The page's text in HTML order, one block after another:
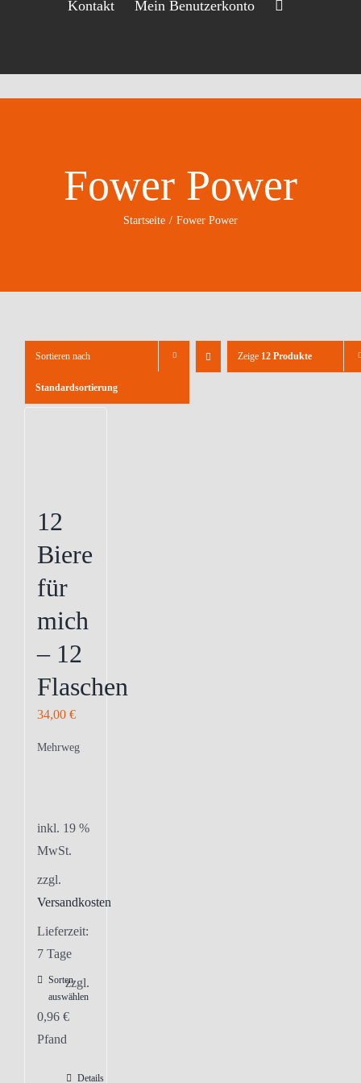
Kontakt Mein Benutzerkonto
Fower Power
Startseite Fower Power
Sortieren nach
Standardsortierung
Zeige 12 Produkte
12
Biere
für
mich
– 12
Flaschen
34,00 €
Mehrweg
inkl. 19 %
MwSt.
zzgl.
Versandkosten
Lieferzeit:
7 Tage
Sorten
auswählen
zzgl.
0,96 €
Pfand
Details